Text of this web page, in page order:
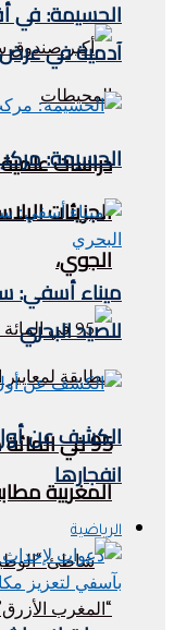
دراسات
الجزيئات
الجوي،
95 في
المغربية
الحسيمة: في
آدمية في عرض
الحسيمة:
ميناء أسفي:
للصيد البحري
الكشف عن
انفجارها
الرياضية